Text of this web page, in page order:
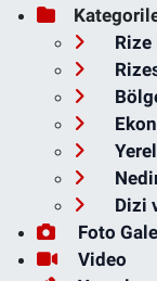
Rize
Dizi
Foto
Video